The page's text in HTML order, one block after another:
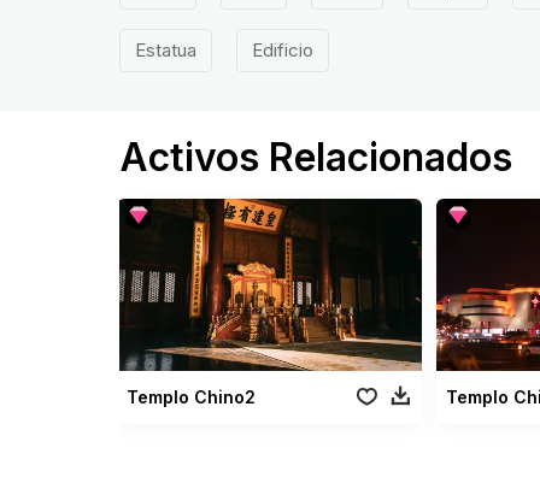
Estatua Edificio
Activos Relacionados
Templo Chino2 Templo